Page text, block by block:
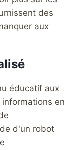
des
aux
éducatif aux
en
d'un robot